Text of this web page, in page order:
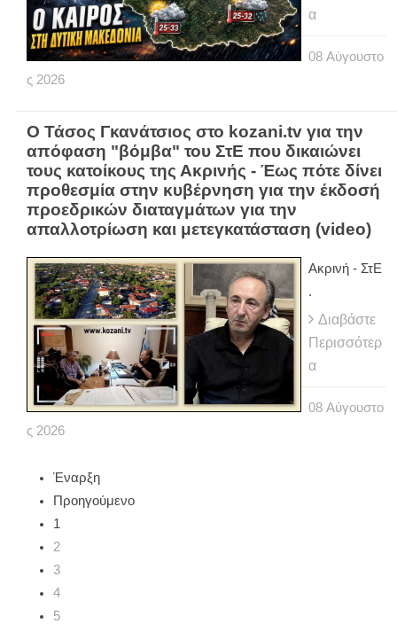
α
08 Αύγουστο
ς 2026
Ο Τάσος Γκανάτσιος στο kozani.tv για την
απόφαση "βόμβα" του ΣτΕ που δικαιώνει
τους κατοίκους της Ακρινής - Έως πότε δίνει
προθεσμία στην κυβέρνηση για την έκδοσή
προεδρικών διαταγμάτων για την
απαλλοτρίωση και μετεγκατάσταση (video)
Ακρινή - ΣτΕ
.
Διαβάστε
Περισσότερ
α
08 Αύγουστο
ς 2026
Έναρξη
Προηγούμενο
1
2
3
4
5